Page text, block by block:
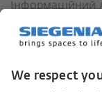
Інформаційний
постачання
людини